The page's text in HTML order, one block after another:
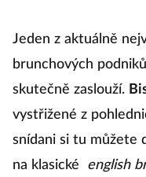
Jeden z aktuálně
brunchových
skutečně zaslouží.
vystřižené z
snídani si tu můžete
na klasické
english